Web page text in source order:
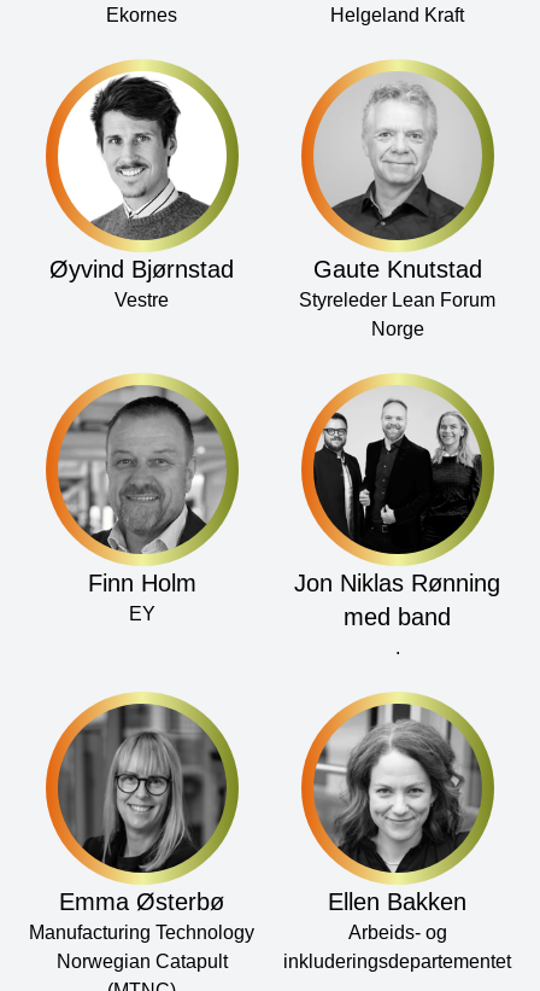
Ekornes Helgeland Kraft
Øyvind Bjørnstad
Vestre
Gaute Knutstad
Styreleder Lean Forum
Norge
Finn Holm
EY
Jon Niklas Rønning
med band
.
Emma Østerbø
Manufacturing Technology
Norwegian Catapult
Ellen Bakken
Arbeids- og
inkluderingsdepartementet